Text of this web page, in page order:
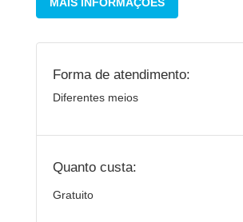
Forma de atendimento:
Diferentes meios
Quanto custa:
Gratuito